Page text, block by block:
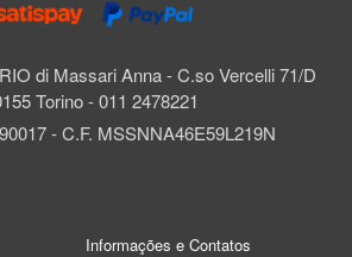
di Massari Anna - C.so Vercelli 71/D
Torino - 011 2478221
- C.F. MSSNNA46E59L219N
Informações e Contatos